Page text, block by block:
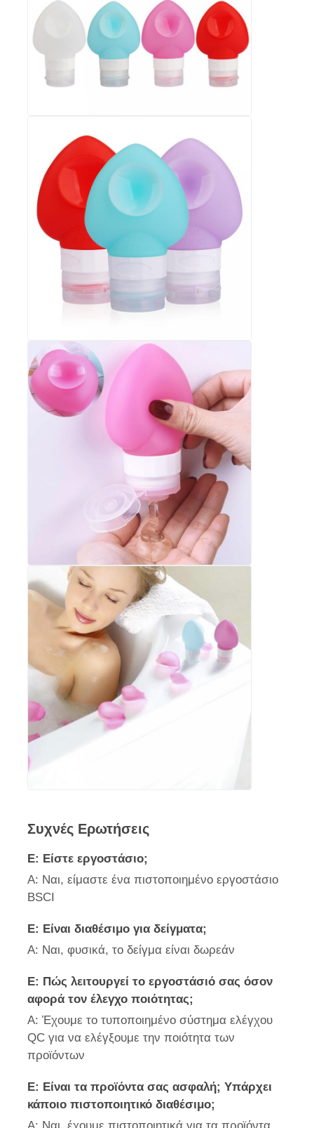
Συχνές Ερωτήσεις
Ε: Είστε εργοστάσιο;
Α: Ναι, είμαστε ένα πιστοποιημένο εργοστάσιο
BSCI
Ε: Είναι διαθέσιμο για δείγματα;
Α: Ναι, φυσικά, το δείγμα είναι δωρεάν
Ε: Πώς λειτουργεί το εργοστάσιό σας όσον
αφορά τον έλεγχο ποιότητας;
Α: Έχουμε το τυποποιημένο σύστημα ελέγχου
QC για να ελέγξουμε την ποιότητα των
προϊόντων
Ε: Είναι τα προϊόντα σας ασφαλή; Υπάρχει
κάποιο πιστοποιητικό διαθέσιμο;
Α: Ναι, έχουμε πιστοποιητικά για τα προϊόντα